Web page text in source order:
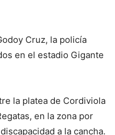
Cruz, la policía
en el estadio Gigante
la platea de Cordiviola
en la zona por
a la cancha.